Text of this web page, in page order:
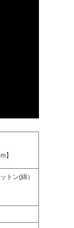
】
ン(綿）